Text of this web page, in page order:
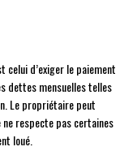
d’exiger le paiement
dettes mensuelles telles
Le propriétaire peut
respecte pas certaines
loué.